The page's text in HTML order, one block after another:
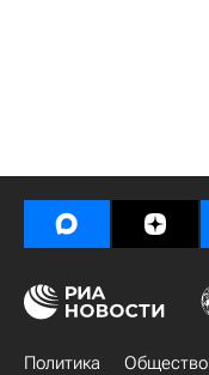
Политика Общество